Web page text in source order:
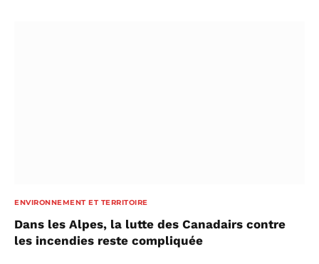
ENVIRONNEMENT ET TERRITOIRE
Dans les Alpes, la lutte des Canadairs contre
les incendies reste compliquée